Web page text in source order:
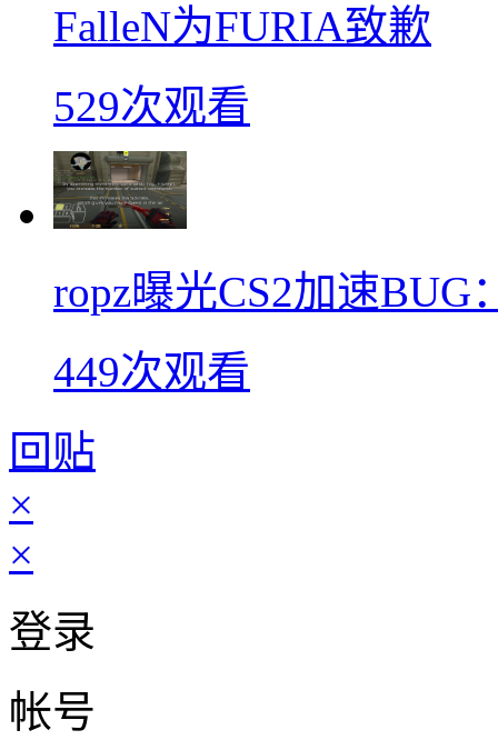
FalleN为FURIA致歉
529次观看
ropz曝光CS2加速
449次观看
回贴
×
×
登录
帐号